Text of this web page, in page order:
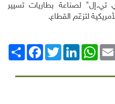
لصناعة بطاريات تسيير
لتزعّم القطاع.
انشر
FacebookTwitterLinkedIn
WhatsApp